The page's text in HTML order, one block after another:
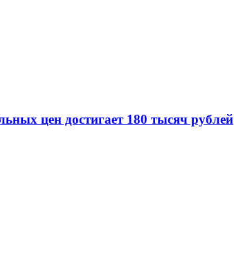
цен достигает 180 тысяч рублей